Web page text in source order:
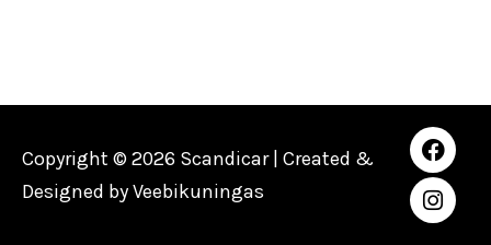
Copyright © 2026 Scandicar | Created &
Designed byVeebikuningas